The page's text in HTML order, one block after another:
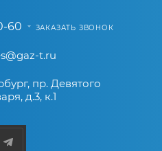
60 ЗАКАЗАТЬ ЗВОНОК
t.ru
, пр. Девятого
д.3, к.1